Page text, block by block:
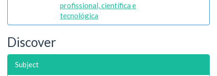
profissional, científica e
tecnológica
Discover
Subject